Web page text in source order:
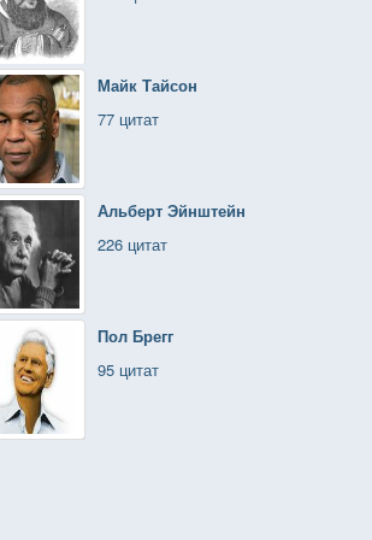
Майк Тайсон
77 цитат
Альберт Эйнштейн
226 цитат
Пол Брегг
95 цитат